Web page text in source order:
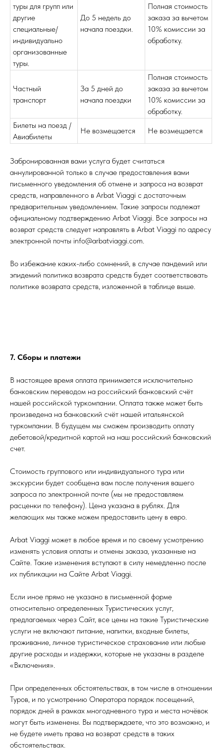
туры для групп или
другие
специальные/
индивидуально
организованные
туры.
До 5 недель до
начала поездки.
Полная стоимость
заказа за вычетом
10% комиссии за
обработку.
Частный
транспорт
За 5 дней до
начала поездки
Полная стоимость
заказа за вычетом
10% комиссии за
обработку.
Билеты на поезд /
Авиабилеты
Не возмещается Не возмещается
Забронированная вами услуга будет считаться
аннулированной только в случае предоставления вами
письменного уведомления об отмене и запроса на возврат
средств, направленного в Arbat Viaggi с достаточным
предварительным уведомлением. Такие запросы подлежат
официальному подтверждению Arbat Viaggi. Все запросы на
возврат средств следует направлять в Arbat Viaggi по адресу
электронной почты info@arbatviaggi.com.
Во избежание каких-либо сомнений, в случае пандемий или
эпидемий политика возврата средств будет соответствовать
политике возврата средств, изложенной в таблице выше.
7. Сборы и платежи
В настоящее время оплата принимается исключительно
банковским переводом на российский банковский счёт
нашей российской туркомпании. Оплата также может быть
произведена на банковский счёт нашей итальянской
туркомпании. В будущем мы сможем производить оплату
дебетовой/кредитной картой на наш российский банковский
счет.
Стоимость группового или индивидуального тура или
экскурсии будет сообщена вам после получения вашего
запроса по электронной почте (мы не предоставляем
расценки по телефону). Цена указана в рублях. Для
желающих мы также можем предоставить цену в евро.
Arbat Viaggi может в любое время и по своему усмотрению
изменять условия оплаты и отмены заказа, указанные на
Сайте. Такие изменения вступают в силу немедленно после
их публикации на Сайте Arbat Viaggi.
Если иное прямо не указано в письменной форме
относительно определенных Туристических услуг,
предлагаемых через Сайт, все цены на такие Туристические
услуги не включают питание, напитки, входные билеты,
проживание, личное туристическое страхование или любые
другие расходы и издержки, которые не указаны в разделе
«Включения».
При определенных обстоятельствах, в том числе в отношении
Туров, и по усмотрению Оператора порядок посещений,
порядок дней в рамках многодневного тура и места ночёвок
могут быть изменены. Вы подтверждаете, что это возможно, и
не будете иметь права на возврат средств в таких
обстоятельствах.